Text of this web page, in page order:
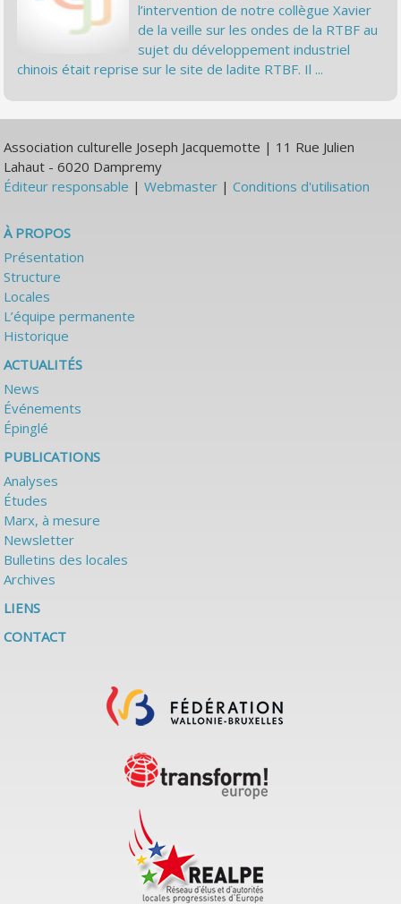
l’intervention de notre collègue Xavier
de la veille sur les ondes de la RTBF au
sujet du développement industriel
chinois était reprise sur le site de ladite RTBF. Il ...
Association culturelle Joseph Jacquemotte | 11 Rue Julien
Lahaut - 6020 Dampremy
Éditeur responsable |Webmaster |Conditions d'utilisation
À PROPOS
Présentation
Structure
Locales
L’équipe permanente
Historique
ACTUALITÉS
News
Événements
Épinglé
PUBLICATIONS
Analyses
Études
Marx, à mesure
Newsletter
Bulletins des locales
Archives
LIENS
CONTACT